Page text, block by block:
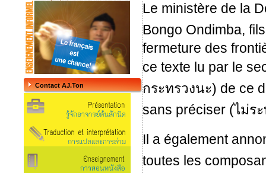
Contact AJ.Ton
Le ministère de la
Bongo Ondimba,
fermeture des
ce texte lu par le
กระทรวงนะ) de ce
sans préciser (ไม่ร
Il a également
toutes les